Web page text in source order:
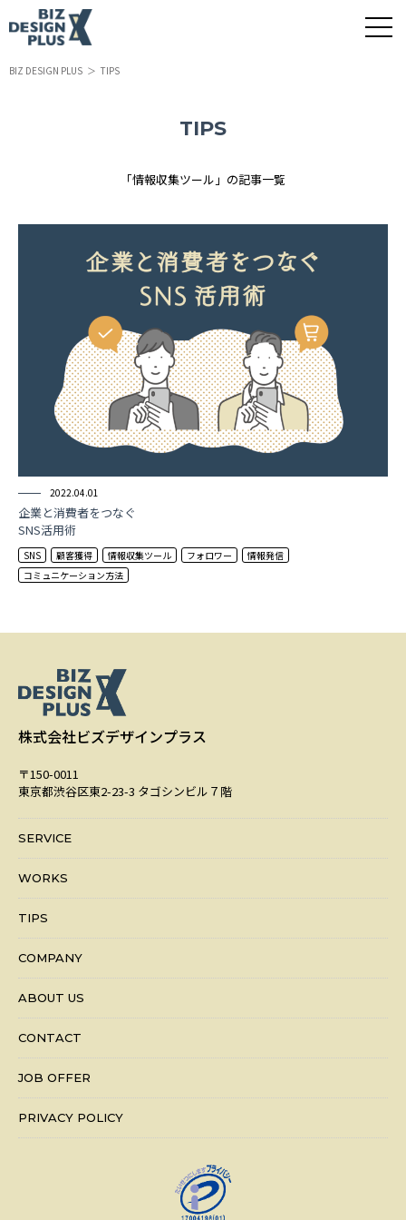
BIZ DESIGN PLUS TIPS
TIPS
「情報収集ツール」の記事一覧
2022.04.01
企業と消費者をつなぐ
SNS活用術
SNS 顧客獲得 情報収集ツール フォロワー
情報発信
コミュニケーション方法
株式会社ビズデザインプラス
〒150-0011
東京都渋谷区東2-23-3 タゴシンビル７階
SERVICE
WORKS
TIPS
COMPANY
ABOUT US
CONTACT
JOB OFFER
PRIVACY POLICY